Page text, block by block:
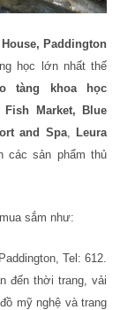
Paddington
học lớn nhất thế
tàng khoa học
Market, Blue
and Spa, Leura
sản phẩm thủ
sắm như:
Tel: 612.
đến thời trang, vải
mỹ nghệ và trang